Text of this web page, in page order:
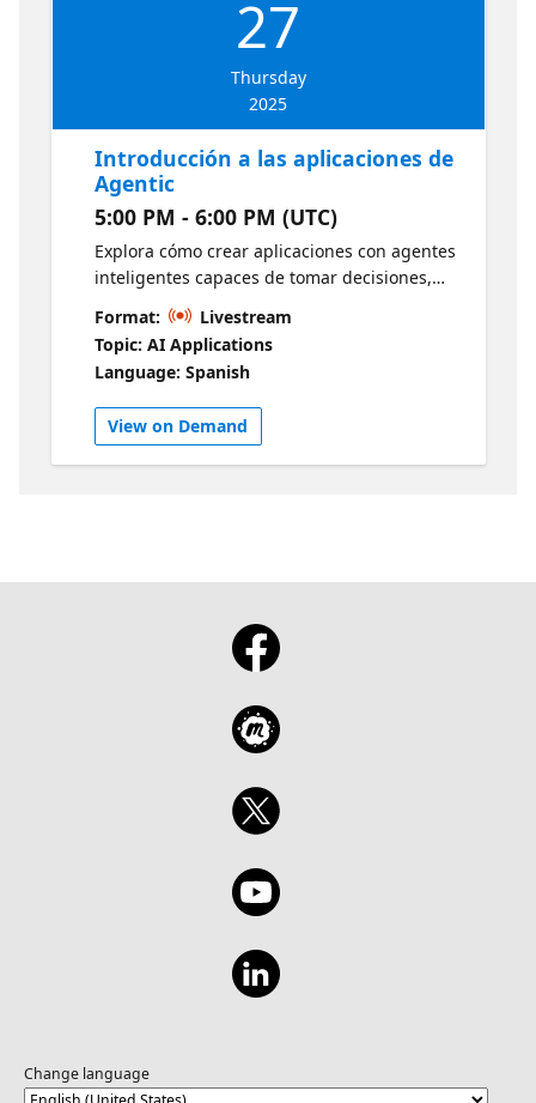
27
Thursday
2025
Introducción a las aplicaciones de
Agentic
5:00 PM - 6:00 PM (UTC)
Explora cómo crear aplicaciones con agentes
inteligentes capaces de tomar decisiones,
razonar y actuar por sí mismos. Conecta
servicios como Azure OpenAI, Logic Apps y
más para construir soluciones realmente
autónomas.
Format:
Livestream
Topic: AI Applications
Language: Spanish
View on Demand
Change language